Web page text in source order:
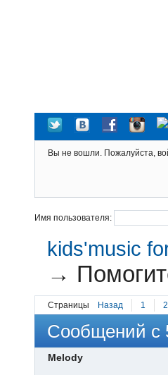
Вы не вошли. Пожалуйста,
Имя пользователя:
kids'music
→
Страницы Назад 1 2
Сообщений с
Melody